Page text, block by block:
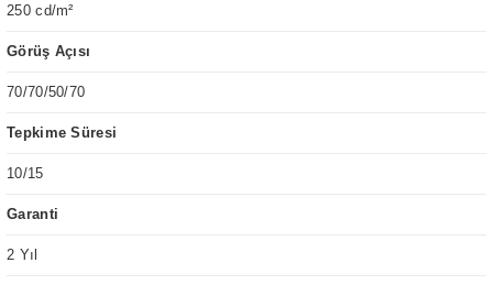
250 cd/m²
Görüş Açısı
70/70/50/70
Tepkime Süresi
10/15
Garanti
2 Yıl